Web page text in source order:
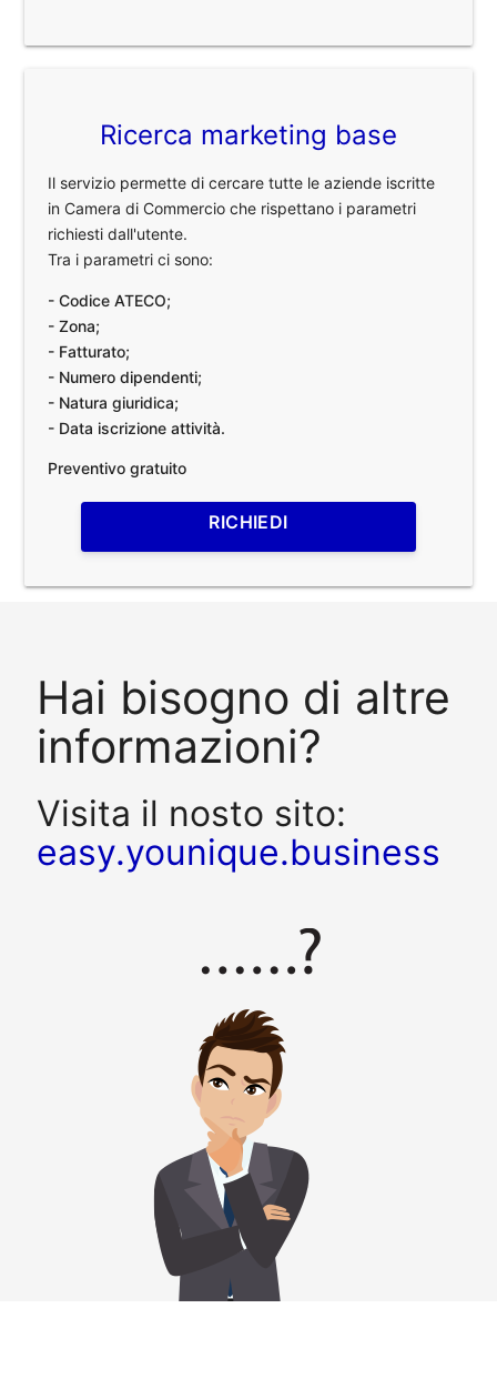
Ricerca marketing base
Il servizio permette di cercare tutte le aziende iscritte
in Camera di Commercio che rispettano i parametri
richiesti dall'utente.
Tra i parametri ci sono:
- Codice ATECO;
- Zona;
- Fatturato;
- Numero dipendenti;
- Natura giuridica;
- Data iscrizione attività.
Preventivo gratuito
RICHIEDI
Hai bisogno di altre
informazioni?
Visita il nosto sito:
easy.younique.business